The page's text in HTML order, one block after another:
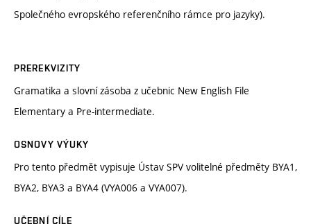
Společného evropského referenčního rámce pro jazyky).
PREREKVIZITY
Gramatika a slovní zásoba z učebnic New English File
Elementary a Pre-intermediate.
OSNOVY VÝUKY
Pro tento předmět vypisuje Ústav SPV volitelné předměty BYA1,
BYA2, BYA3 a BYA4 (VYA006 a VYA007).
UČEBNÍ CÍLE